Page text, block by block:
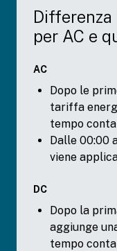
per AC e
AC
Dopo le
tariffa
tempo
Dalle 00:00
viene
DC
Dopo la
aggiunge
tempo